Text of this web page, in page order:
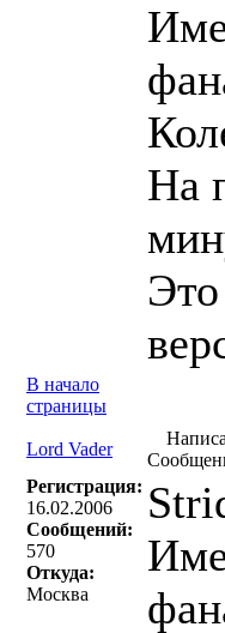
На
В начало
страницы
Lord Vader
Регистрация:
16.02.2006
Сообщений:
570
Откуда:
Москва